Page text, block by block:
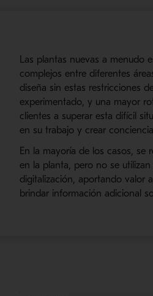
Las plantas nuevas a menudo
complejos entre diferentes
diseña sin estas restricciones
experimentado, y una mayor
clientes a superar esta difícil
en su trabajo y crear
En la mayoría de los casos,
en la planta, pero no se
digitalización, aportando valor
brindar información adicional